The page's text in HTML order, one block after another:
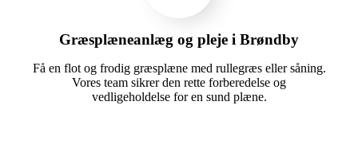
Græsplæneanlæg og pleje i Brøndby
Få en flot og frodig græsplæne med rullegræs eller såning.
Vores team sikrer den rette forberedelse og
vedligeholdelse for en sund plæne.